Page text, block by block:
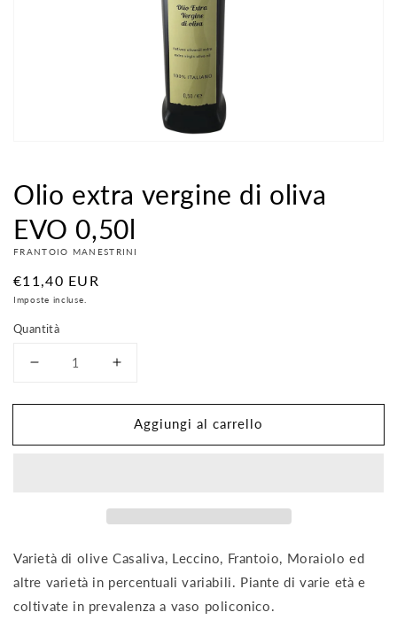
contenuti
multimediali
modalità
galleria
Olio extra vergine di oliva
EVO 0,50l
FRANTOIO MANESTRINI
Prezzo
di
listino
€11,40 EUR
Imposte incluse.
Quantità
Diminuisci
per
extra
Aumenta
per
Olio
extra
oliva
EVO
Aggiungi al carrello
Varietà di olive Casaliva, Leccino, Frantoio, Moraiolo ed
altre varietà in percentuali variabili. Piante di varie età e
coltivate in prevalenza a vaso policonico.